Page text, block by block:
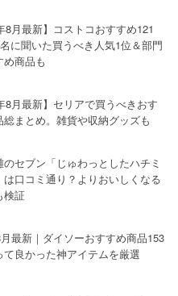
8月最新】コストコおすすめ121
に聞いた買うべき人気1位＆部門
め商品も
8月最新】セリアで買うべきおす
総まとめ。雑貨や収納グッズも
のセブン「じゅわっとしたハチミ
は口コミ通り？よりおいしくなる
検証
最新｜ダイソーおすすめ商品153
て良かった神アイテムを厳選